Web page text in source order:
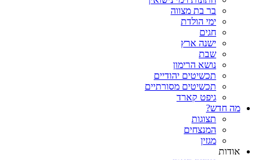
בר בת מצווה
ימי הולדת
חגים
ישנה ארץ
שבת
נושא הרימון
תכשיטים יהודיים
תכשיטים מסורתיים
גיפט קארד
מה חדש?
תצוגות
המנצחים
מגזין
אודות